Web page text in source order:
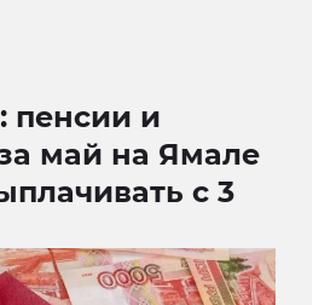
пенсии и
май на Ямале
с 3